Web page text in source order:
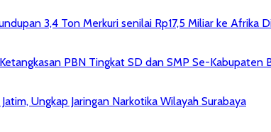
3,4 Ton Merkuri senilai Rp17,5 Miliar ke Afrika
PBN Tingkat SD dan SMP Se-Kabupaten
Ungkap Jaringan Narkotika Wilayah Surabaya